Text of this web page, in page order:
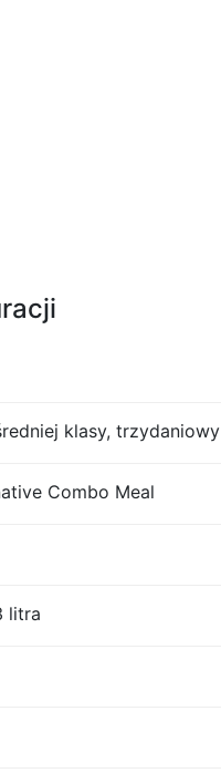
klasy, trzydaniowy
Combo Meal
litra